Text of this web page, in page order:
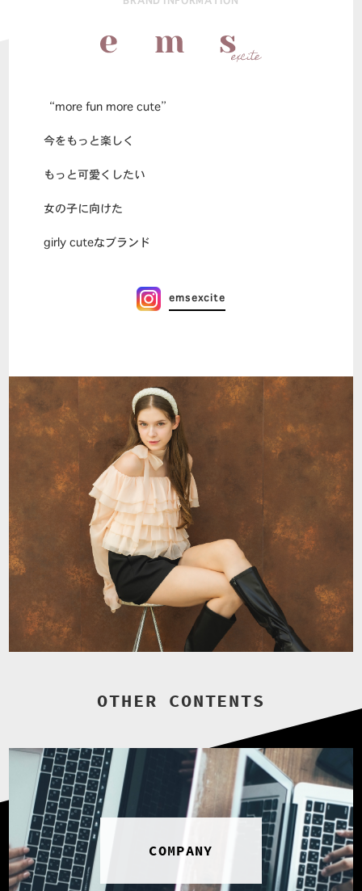
“more fun more cute”
今をもっと楽しく
もっと可愛くしたい
女の子に向けた
girly cuteなブランド
emsexcite
OTHER CONTENTS
COMPANY